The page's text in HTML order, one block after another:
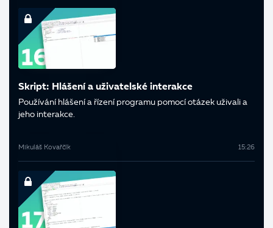
Skript: Hlášení a uživatelské interakce
Používání hlášení a řízení programu pomocí otázek uživali a
jeho interakce.
Mikuláš Kovařčík 15:26